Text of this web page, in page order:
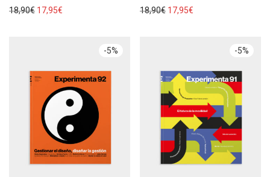
18,90€ 17,95€ 18,90€ 17,95€
-5% -5%